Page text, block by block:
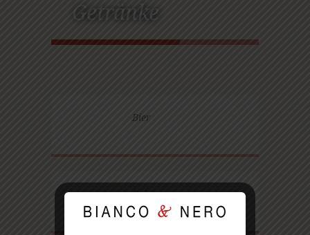
Getränke
Bier
Cola